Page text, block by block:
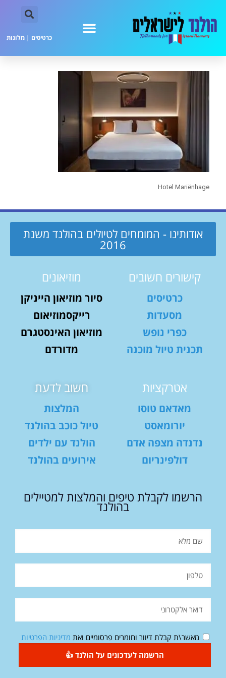
כרטיסים | מלונות
Hotel Mariënhage
אודותינו - המומחים לטיולים בהולנד משנת
2016
קישורים חשובים
כרטיסים
מסעדות
כפרי נופש
תכנית טיול מוכנה
מוזיאונים
סיור מוזיאון הייניקן
רייקסמוזיאום
מוזיאון האינסטגרם
מדורדם
אטרקציות
מאדאם טוסו
יורומאסט
נדנדה מצפה אדם
דולפינריום
חשוב לדעת
המלצות
טיול כוכב בהולנד
הולנד עם ילדים
אירועים בהולנד
הרשמו לקבלת טיפים והמלצות למטיילים
בהולנד
מאשר\ת קבלת דיוור וחומרים פרסומיים ואת מדיניות הפרטיות
הרשמה לעדכונים על הולנד 👍